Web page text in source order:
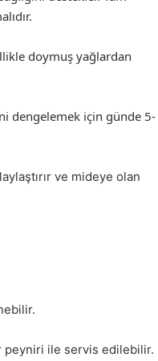
doymuş yağlardan
dengelemek için günde 5-
ve mideye olan
peyniri ile servis edilebilir.